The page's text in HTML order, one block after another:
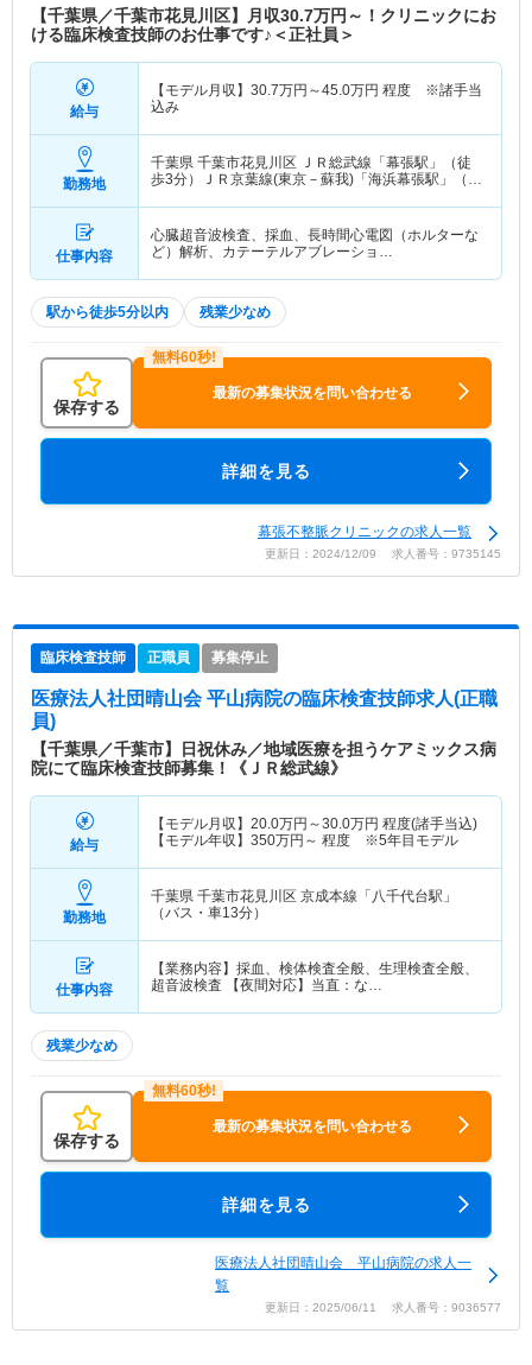
【千葉県／千葉市花見川区】月収30.7万円～！クリニックにお
ける臨床検査技師のお仕事です♪＜正社員＞
給与
【モデル月収】 30.7万円～45.0万円 程度 ※諸手当
込み
勤務地
千葉県 千葉市花見川区 ＪＲ総武線「幕張駅」（徒
歩3分）ＪＲ京葉線(東京－蘇我)「海浜幕張駅」（バ
仕事内容
心臓超音波検査、採血、長時間心電図（ホルターな
ど）解析、カテーテルアブレーショ…
駅から徒歩5分以内 残業少なめ
保存する
最新の募集状況を問い合わせる
詳細を見る
幕張不整脈クリニックの求人一覧
更新日：2024/12/09 求人番号：9735145
臨床検査技師 正職員 募集停止
医療法人社団晴山会 平山病院の臨床検査技師求人(正職
員)
【千葉県／千葉市】日祝休み／地域医療を担うケアミックス病
院にて臨床検査技師募集！《ＪＲ総武線》
給与
【モデル月収】 20.0万円～30.0万円 程度(諸手当込)
【モデル年収】 350万円～ 程度 ※5年目モデル
勤務地
千葉県 千葉市花見川区 京成本線「八千代台駅」
（バス・車13分）
仕事内容
【業務内容】採血、検体検査全般、生理検査全般、
超音波検査 【夜間対応】当直：な…
残業少なめ
保存する
最新の募集状況を問い合わせる
詳細を見る
医療法人社団晴山会 平山病院の求人一
覧
更新日：2025/06/11 求人番号：9036577